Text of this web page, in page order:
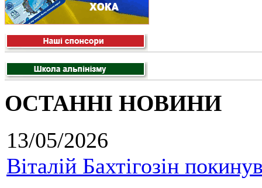
ОСТАННІ НОВИНИ
13/05/2026
Віталій Бахтігозін